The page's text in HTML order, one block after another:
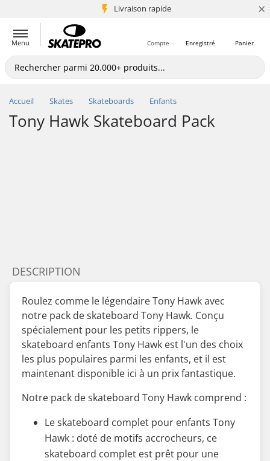
Livraison rapide
+5 mio de clients ×
Menu Panier
Enregistré
Compte
Accueil Skates Skateboards Enfants
Tony Hawk Skateboard Pack
DESCRIPTION
Roulez comme le légendaire Tony Hawk avec
notre pack de skateboard Tony Hawk. Conçu
spécialement pour les petits rippers, le
skateboard enfants Tony Hawk est l'un des choix
les plus populaires parmi les enfants, et il est
maintenant disponible ici à un prix fantastique.
Notre pack de skateboard Tony Hawk comprend :
Le skateboard complet pour enfants Tony
Hawk : doté de motifs accrocheurs, ce
skateboard complet est prêt pour une